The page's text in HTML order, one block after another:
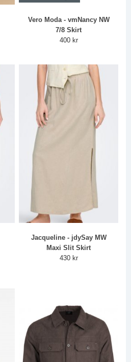
Vero Moda - vmNancy NW
7/8 Skirt
400 kr
Jacqueline - jdySay MW
Maxi Slit Skirt
430 kr